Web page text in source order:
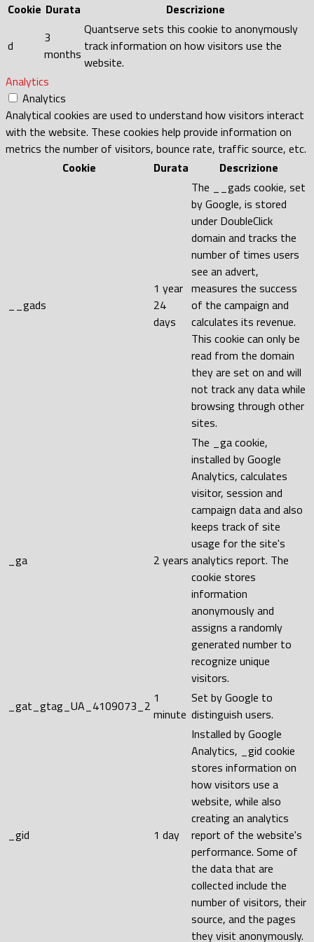
Cookie Durata Descrizione
d
3
months
Quantserve sets this cookie to anonymously
track information on how visitors use the
website.
Analytics
Analytics
Analytical cookies are used to understand how visitors interact
with the website. These cookies help provide information on
metrics the number of visitors, bounce rate, traffic source, etc.
Cookie
Durata Descrizione
__gads
1 year
24
days
The __gads cookie, set
by Google, is stored
under DoubleClick
domain and tracks the
number of times users
see an advert,
measures the success
of the campaign and
calculates its revenue.
This cookie can only be
read from the domain
they are set on and will
not track any data while
browsing through other
sites.
_ga 2 years
The _ga cookie,
installed by Google
Analytics, calculates
visitor, session and
campaign data and also
keeps track of site
usage for the site's
analytics report. The
cookie stores
information
anonymously and
assigns a randomly
generated number to
recognize unique
visitors.
_gat_gtag_UA_4109073_2 1
minute
Set by Google to
distinguish users.
_gid 1 day
Installed by Google
Analytics, _gid cookie
stores information on
how visitors use a
website, while also
creating an analytics
report of the website's
performance. Some of
the data that are
collected include the
number of visitors, their
source, and the pages
they visit anonymously.